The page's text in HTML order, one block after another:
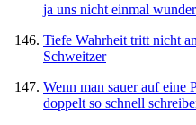
ja uns nicht einmal
Tiefe Wahrheit tritt nicht
Schweitzer
Wenn man sauer auf eine
doppelt so schnell